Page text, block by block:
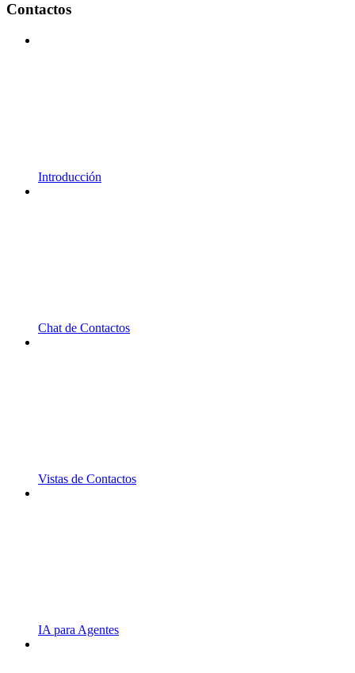
Contactos
Introducción
Chat de Contactos
Vistas de Contactos
IA para Agentes